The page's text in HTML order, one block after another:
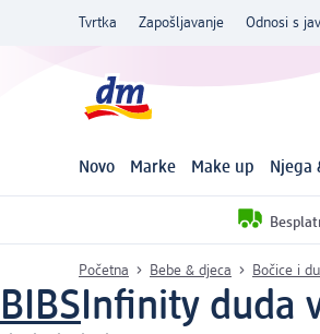
Tvrtka Zapošljavanje Odnosi s
Novo Marke Make up Njega
Početna Bebe & djeca Bočice i
BIBSInfinity duda